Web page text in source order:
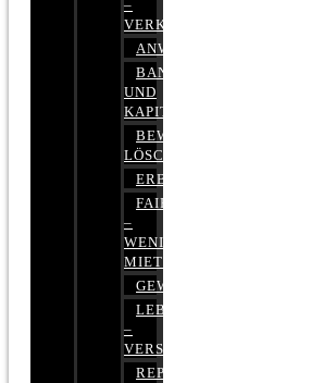
–
VERKEHRSRECHT
ANWALTSHAFTUNGSRECHT
BANK-
UND
KAPITALMARKTRECHT
BEWERTUNGEN
LÖSCHEN
ERBRECHT
FAIRMIETEN
–
WENIGER
MIETE
GEWERBERECHT
LEBENSVERSICHERUNG
–
VERSICHERUNGSRECHT
REPUTATIONSRECHT